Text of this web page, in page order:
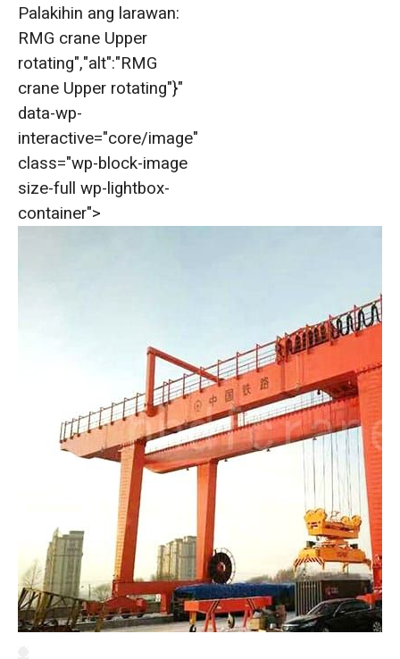
Palakihin ang larawan:
RMG crane Upper
rotating","alt":"RMG
crane Upper rotating"}"
data-wp-
interactive="core/image"
class="wp-block-image
size-full wp-lightbox-
container">